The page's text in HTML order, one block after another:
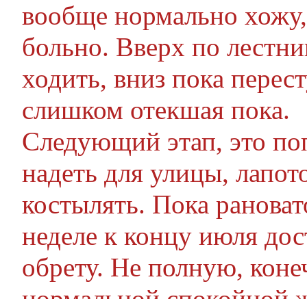
вообще нормально
больно. Вверх по
ходить, вниз пока
слишком отекшая пока.
Следующий этап, это
надеть для улицы,
костылять. Пока
неделе к концу июля
обрету. Не полную,